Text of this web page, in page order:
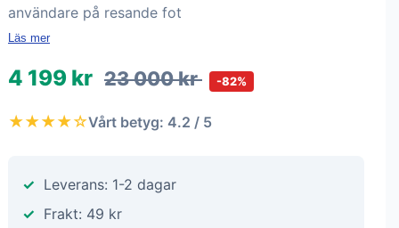
användare på resande fot
Läs mer
4 199 kr 23 000 kr -82%
★★★★☆Vårt betyg: 4.2 / 5
Leverans: 1-2 dagar
Frakt: 49 kr